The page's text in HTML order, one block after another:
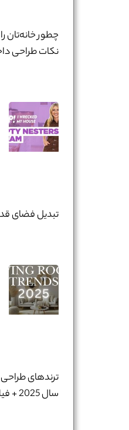
چطور
نکات طراحی
تبدیل فضای
ترندهای
سال 2025 + فیلم